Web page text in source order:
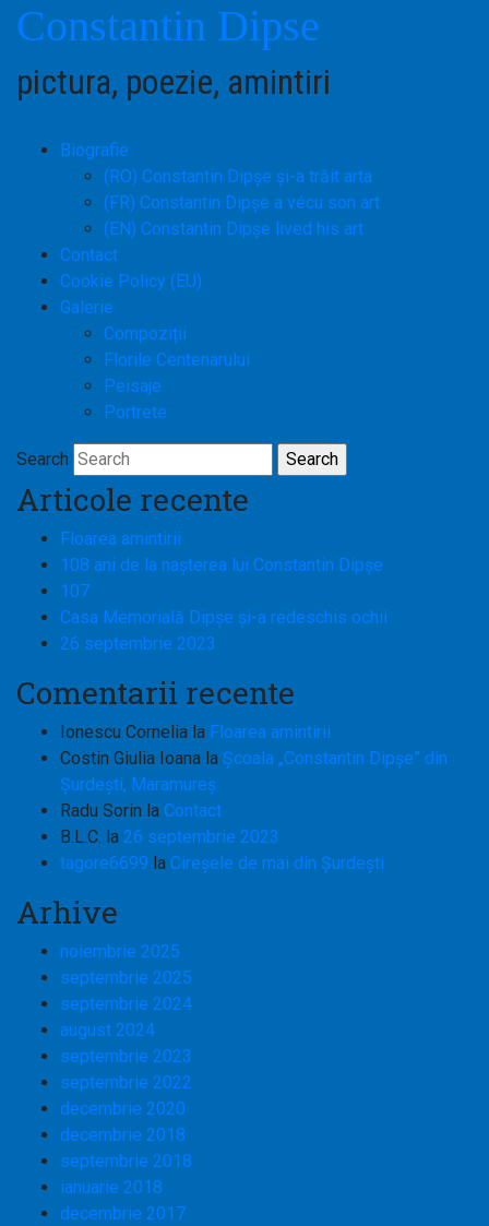
Constantin Dipse
pictura, poezie, amintiri
Biografie
(RO) Constantin Dipșe și-a trăit arta
(FR) Constantin Dipşe a vécu son art
(EN) Constantin Dipşe lived his art
Contact
Cookie Policy (EU)
Galerie
Compoziții
Florile Centenarului
Peisaje
Portrete
Search
Articole recente
Floarea amintirii
108 ani de la nașterea lui Constantin Dipșe
107
Casa Memorială Dipșe și-a redeschis ochii
26 septembrie 2023
Comentarii recente
Ionescu Cornelia la Floarea amintirii
Costin Giulia Ioana la Școala „Constantin Dipșe” din
Șurdești, Maramureș
Radu Sorin la Contact
B.L.C. la 26 septembrie 2023
tagore6699 la Cireşele de mai din Şurdeşti
Arhive
noiembrie 2025
septembrie 2025
septembrie 2024
august 2024
septembrie 2023
septembrie 2022
decembrie 2020
decembrie 2018
septembrie 2018
ianuarie 2018
decembrie 2017